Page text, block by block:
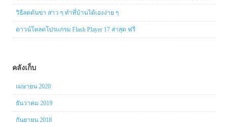
วิธีลดต้นขา สาว ๆ ทำที่บ้านได้เองง่าย ๆ
ดาวน์โหลดโปรแกรม Flash Player 17 ล่าสุด ฟรี
คลังเก็บ
เมษายน 2020
ธันวาคม 2019
กันยายน 2018